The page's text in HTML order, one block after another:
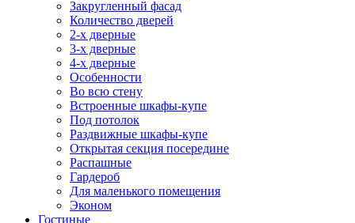
Закругленный фасад
Количество дверей
2-х дверные
3-х дверные
4-х дверные
Особенности
Во всю стену
Встроенные шкафы-купе
Под потолок
Раздвижные шкафы-купе
Открытая секция посередине
Распашные
Гардероб
Для маленького помещения
Эконом
Гостиные